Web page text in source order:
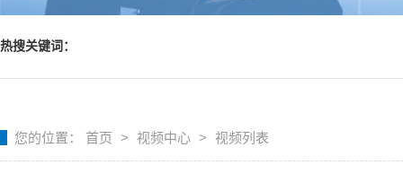
热搜关键词：
您的位置： 首页 > 视频中心 > 视频列表